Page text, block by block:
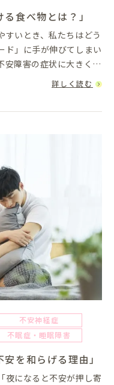
食べ物とは？」
いとき、私たちはどう
ド」に手が伸びてしまい
安障害の症状に大きく関
メンタルの調子を整える
詳しく読む
不安神経症
不眠症・睡眠障害
を和らげる理由」
夜になると不安が押し寄